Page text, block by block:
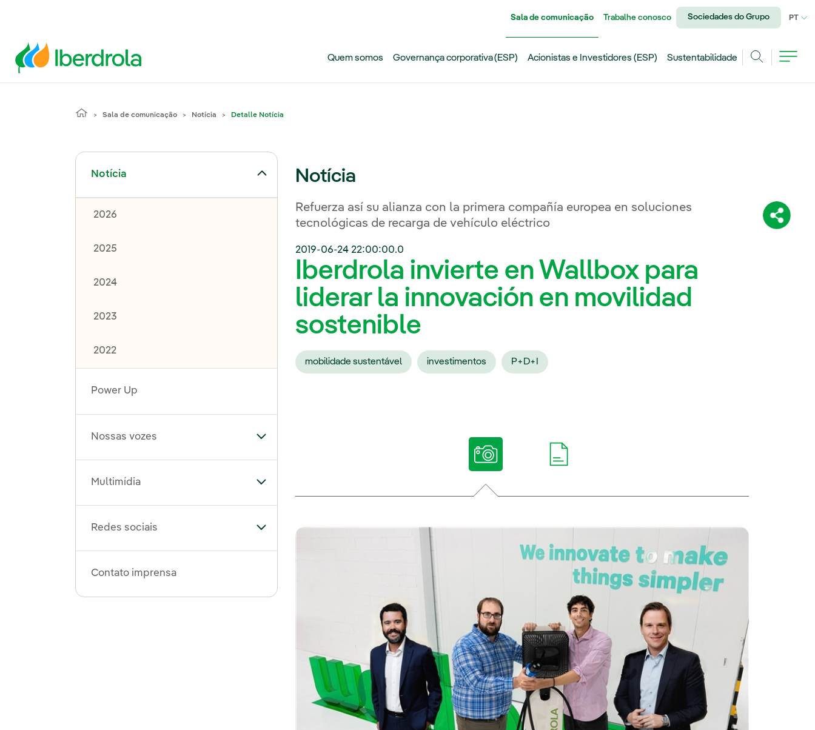
Sala de comunicação Trabalhe conosco Sociedades do Grupo PT
Quem somos Governança corporativa (ESP) Acionistas e Investidores (ESP)
Sustentabilidade
Sala de comunicação Notícia Detalle Notícia
Notícia
Alternar submenu de Notícia
2026
2025
2024
2023
2022
Power Up
Nossas vozes Alternar submenu de Nossas vozes
Multimídia Alternar submenu de Multimídia
Redes sociais Alternar submenu de Redes sociais
Contato imprensa
Notícia
Refuerza así su alianza con la primera compañía europea en soluciones
tecnológicas de recarga de vehículo eléctrico
2019-06-24 22:00:00.0
Iberdrola invierte en Wallbox para
liderar la innovación en movilidad
sostenible
mobilidade sustentável investimentos P+D+I